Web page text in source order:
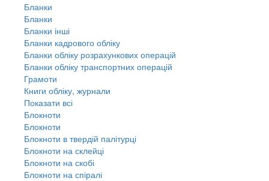
Бланки
Бланки
Бланки інші
Бланки кадрового обліку
Бланки обліку розрахункових операцій
Бланки обліку транспортних операцій
Грамоти
Книги обліку, журнали
Показати всі
Блокноти
Блокноти
Блокноти в твердій палітурці
Блокноти на склейці
Блокноти на скобі
Блокноти на спіралі